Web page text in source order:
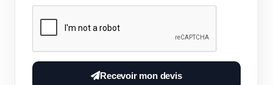
Recevoir mon devis